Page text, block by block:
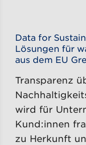
Data for
Lösungen für
aus dem EU
Transparenz
wird für
Kund:innen
zu Herkunft